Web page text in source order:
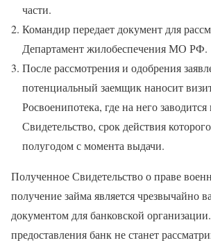
части.
Командир передает документ для
Департамент жилобеспечения МО РФ.
После рассмотрения и одобрения
потенциальный заемщик наносит
Росвоенипотека, где на него
Свидетельство, срок действия
полугодом с момента выдачи.
Полученное Свидетельство о праве
получение займа является чрезвычайно
документом для банковской
предоставления банк не станет